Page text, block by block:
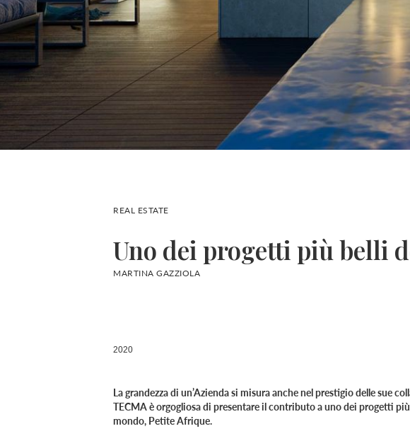
REAL ESTATE
Uno dei progetti più belli
MARTINA GAZZIOLA
2020
La grandezza di un’Azienda si misura anche nel prestigio delle sue
TECMA è orgogliosa di presentare il contributo a uno dei progetti
mondo, Petite Afrique.